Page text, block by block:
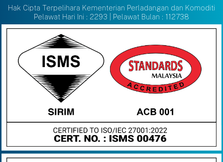
Hak Cipta Terpelihara Kementerian Perladangan dan Komoditi
Pelawat Hari Ini : 2293 | Pelawat Bulan : 112738